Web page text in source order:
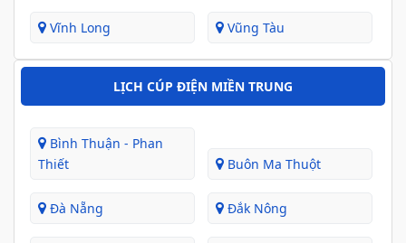
Vĩnh Long Vũng Tàu
LỊCH CÚP ĐIỆN MIỀN TRUNG
Bình Thuận - Phan
Thiết
Buôn Ma Thuột
Đà Nẵng Đắk Nông